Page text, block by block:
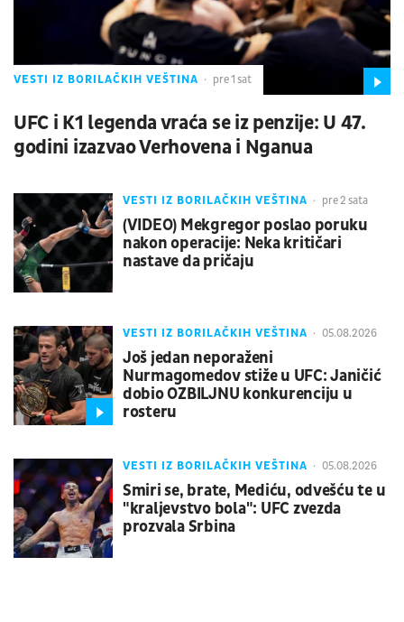
VESTI IZ BORILAČKIH VEŠTINA pre 1 sat
UFC i K1 legenda vraća se iz penzije: U 47.
godini izazvao Verhovena i Nganua
VESTI IZ BORILAČKIH VEŠTINA pre 2 sata
(VIDEO) Mekgregor poslao poruku
nakon operacije: Neka kritičari
nastave da pričaju
VESTI IZ BORILAČKIH VEŠTINA 05.08.2026
Još jedan neporaženi
Nurmagomedov stiže u UFC: Janičić
dobio OZBILJNU konkurenciju u
rosteru
VESTI IZ BORILAČKIH VEŠTINA 05.08.2026
Smiri se, brate, Mediću, odvešću te u
"kraljevstvo bola": UFC zvezda
prozvala Srbina